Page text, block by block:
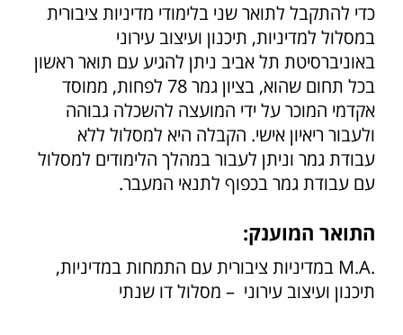
כדי להתקבל לתואר שני בלימודי מדיניות ציבורית
במסלול למדיניות, תיכנון ועיצוב עירוני
באוניברסיטת תל אביב ניתן להגיע עם תואר ראשון
בכל תחום שהוא, בציון גמר 78 לפחות, ממוסד
אקדמי המוכר על ידי המועצה להשכלה גבוהה
ולעבור ריאיון אישי. הקבלה היא למסלול ללא
עבודת גמר וניתן לעבור במהלך הלימודים למסלול
עם עבודת גמר בכפוף לתנאי המעבר.
התואר המוענק:
.M.A במדיניות ציבורית עם התמחות במדיניות,
תיכנון ועיצוב עירוני – מסלול דו שנתי